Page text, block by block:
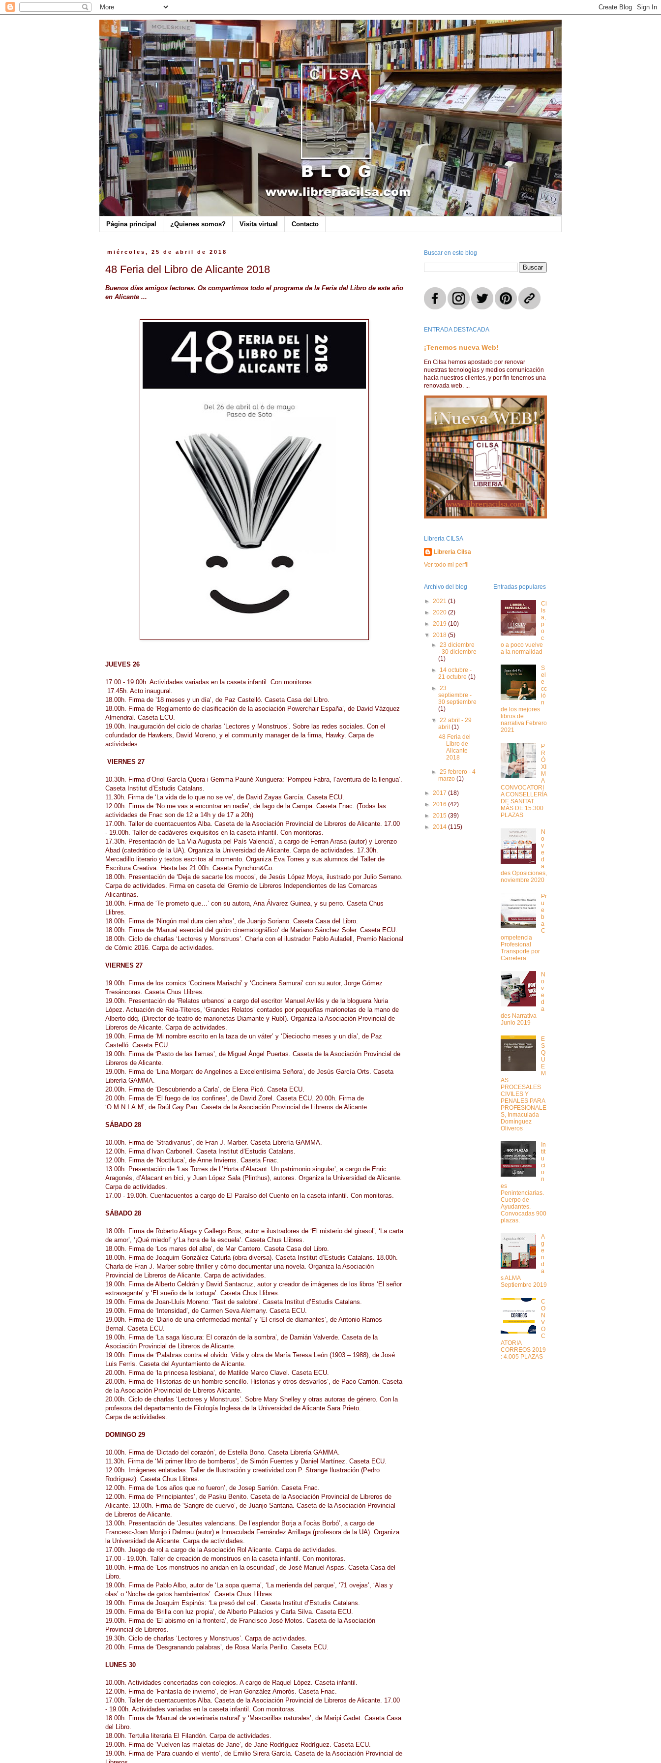
Página principal ¿Quienes somos? Visita virtual Contacto
miércoles, 25 de abril de 2018
48 Feria del Libro de Alicante 2018
Buenos días amigos lectores. Os compartimos todo el programa de la Feria del Libro de este año
en Alicante ...
JUEVES 26
17.00 - 19.00h. Actividades variadas en la caseta infantil. Con monitoras.
17.45h. Acto inaugural.
18.00h. Firma de ’18 meses y un día’, de Paz Castelló. Caseta Casa del Libro.
18.00h. Firma de ‘Reglamento de clasificación de la asociación Powerchair España’, de David Vázquez
Almendral. Caseta ECU.
19.00h. Inauguración del ciclo de charlas ‘Lectores y Monstruos’. Sobre las redes sociales. Con el
cofundador de Hawkers, David Moreno, y el community manager de la firma, Hawky. Carpa de
actividades.
VIERNES 27
10.30h. Firma d’Oriol García Quera i Gemma Pauné Xuriguera: ‘Pompeu Fabra, l’aventura de la llengua’.
Caseta Institut d’Estudis Catalans.
11.30h. Firma de ‘La vida de lo que no se ve’, de David Zayas García. Caseta ECU.
12.00h. Firma de ‘No me vas a encontrar en nadie’, de Iago de la Campa. Caseta Fnac. (Todas las
actividades de Fnac son de 12 a 14h y de 17 a 20h)
17.00h. Taller de cuentacuentos Alba. Caseta de la Asociación Provincial de Libreros de Alicante. 17.00
- 19.00h. Taller de cadáveres exquisitos en la caseta infantil. Con monitoras.
17.30h. Presentación de ‘La Via Augusta pel País Valencià’, a cargo de Ferran Arasa (autor) y Lorenzo
Abad (catedrático de la UA). Organiza la Universidad de Alicante. Carpa de actividades. 17.30h.
Mercadillo literario y textos escritos al momento. Organiza Eva Torres y sus alumnos del Taller de
Escritura Creativa. Hasta las 21.00h. Caseta Pynchon&Co.
18.00h. Presentación de ‘Deja de sacarte los mocos’, de Jesús López Moya, ilustrado por Julio Serrano.
Carpa de actividades. Firma en caseta del Gremio de Libreros Independientes de las Comarcas
Alicantinas.
18.00h. Firma de ‘Te prometo que…’ con su autora, Ana Álvarez Guinea, y su perro. Caseta Chus
Llibres.
18.00h. Firma de ‘Ningún mal dura cien años’, de Juanjo Soriano. Caseta Casa del Libro.
18.00h. Firma de ‘Manual esencial del guión cinematográfico’ de Mariano Sánchez Soler. Caseta ECU.
18.00h. Ciclo de charlas ‘Lectores y Monstruos’. Charla con el ilustrador Pablo Auladell, Premio Nacional
de Cómic 2016. Carpa de actividades.
VIERNES 27
19.00h. Firma de los comics ‘Cocinera Mariachi’ y ‘Cocinera Samurai’ con su autor, Jorge Gómez
Tresáncoras. Caseta Chus Llibres.
19.00h. Presentación de ‘Relatos urbanos’ a cargo del escritor Manuel Avilés y de la bloguera Nuria
López. Actuación de Rela-Títeres, ‘Grandes Relatos’ contados por pequeñas marionetas de la mano de
Alberto ddq. (Director de teatro de marionetas Diamante y Rubí). Organiza la Asociación Provincial de
Libreros de Alicante. Carpa de actividades.
19.00h. Firma de ‘Mi nombre escrito en la taza de un váter’ y ‘Dieciocho meses y un día’, de Paz
Castelló. Caseta ECU.
19.00h. Firma de ‘Pasto de las llamas’, de Miguel Ángel Puertas. Caseta de la Asociación Provincial de
Libreros de Alicante.
19.00h. Firma de ‘Lina Morgan: de Angelines a Excelentísima Señora’, de Jesús García Orts. Caseta
Librería GAMMA.
20.00h. Firma de ‘Descubriendo a Carla’, de Elena Picó. Caseta ECU.
20.00h. Firma de ‘El fuego de los confines’, de David Zorel. Caseta ECU. 20.00h. Firma de
‘O.M.N.I.A.M’, de Raúl Gay Pau. Caseta de la Asociación Provincial de Libreros de Alicante.
SÁBADO 28
10.00h. Firma de ‘Stradivarius’, de Fran J. Marber. Caseta Librería GAMMA.
12.00h. Firma d’Ivan Carbonell. Caseta Institut d’Estudis Catalans.
12.00h. Firma de ‘Noctiluca’, de Anne Invierns. Caseta Fnac.
13.00h. Presentación de ‘Las Torres de L’Horta d’Alacant. Un patrimonio singular’, a cargo de Enric
Aragonés, d’Alacant en bici, y Juan López Sala (Plinthus), autores. Organiza la Universidad de Alicante.
Carpa de actividades.
17.00 - 19.00h. Cuentacuentos a cargo de El Paraíso del Cuento en la caseta infantil. Con monitoras.
SÁBADO 28
18.00h. Firma de Roberto Aliaga y Gallego Bros, autor e ilustradores de ‘El misterio del girasol’, ‘La carta
de amor’, ‘¡Qué miedo!’ y‘La hora de la escuela’. Caseta Chus Llibres.
18.00h. Firma de ‘Los mares del alba’, de Mar Cantero. Caseta Casa del Libro.
18.00h. Firma de Joaquim González Caturla (obra diversa). Caseta Institut d’Estudis Catalans. 18.00h.
Charla de Fran J. Marber sobre thriller y cómo documentar una novela. Organiza la Asociación
Provincial de Libreros de Alicante. Carpa de actividades.
19.00h. Firma de Alberto Celdrán y David Santacruz, autor y creador de imágenes de los libros ‘El señor
extravagante’ y ‘El sueño de la tortuga’. Caseta Chus Llibres.
19.00h. Firma de Joan-Lluís Moreno: ‘Tast de salobre’. Caseta Institut d’Estudis Catalans.
19.00h. Firma de ‘Intensidad’, de Carmen Seva Alemany. Caseta ECU.
19.00h. Firma de ‘Diario de una enfermedad mental’ y ‘El crisol de diamantes’, de Antonio Ramos
Bernal. Caseta ECU.
19.00h. Firma de ‘La saga lúscura: El corazón de la sombra’, de Damián Valverde. Caseta de la
Asociación Provincial de Libreros de Alicante.
19.00h. Firma de ‘Palabras contra el olvido. Vida y obra de María Teresa León (1903 – 1988), de José
Luis Ferris. Caseta del Ayuntamiento de Alicante.
20.00h. Firma de ‘la princesa lesbiana’, de Matilde Marco Clavel. Caseta ECU.
20.00h. Firma de ‘Historias de un hombre sencillo. Historias y otros desvaríos’, de Paco Carrión. Caseta
de la Asociación Provincial de Libreros Alicante.
20.00h. Ciclo de charlas ‘Lectores y Monstruos’. Sobre Mary Shelley y otras autoras de género. Con la
profesora del departamento de Filología Inglesa de la Universidad de Alicante Sara Prieto.
Carpa de actividades.
DOMINGO 29
10.00h. Firma de ‘Dictado del corazón’, de Estella Bono. Caseta Librería GAMMA.
11.30h. Firma de ‘Mi primer libro de bomberos’, de Simón Fuentes y Daniel Martínez. Caseta ECU.
12.00h. Imágenes enlatadas. Taller de Ilustración y creatividad con P. Strange Ilustración (Pedro
Rodríguez). Caseta Chus Llibres.
12.00h. Firma de ‘Los años que no fueron’, de Josep Sarrión. Caseta Fnac.
12.00h. Firma de ‘Principiantes’, de Pasku Benito. Caseta de la Asociación Provincial de Libreros de
Alicante. 13.00h. Firma de ‘Sangre de cuervo’, de Juanjo Santana. Caseta de la Asociación Provincial
de Libreros de Alicante.
13.00h. Presentación de ‘Jesuïtes valencians. De l’esplendor Borja a l’ocàs Borbó’, a cargo de
Francesc-Joan Monjo i Dalmau (autor) e Inmaculada Fernández Arrillaga (profesora de la UA). Organiza
la Universidad de Alicante. Carpa de actividades.
17.00h. Juego de rol a cargo de la Asociación Rol Alicante. Carpa de actividades.
17.00 - 19.00h. Taller de creación de monstruos en la caseta infantil. Con monitoras.
18.00h. Firma de ‘Los monstruos no anidan en la oscuridad’, de José Manuel Aspas. Caseta Casa del
Libro.
19.00h. Firma de Pablo Albo, autor de ‘La sopa quema’, ‘La merienda del parque’, ‘71 ovejas’, ‘Alas y
olas’ o ‘Noche de gatos hambrientos’. Caseta Chus Llibres.
19.00h. Firma de Joaquim Espinós: ‘La presó del cel’. Caseta Institut d’Estudis Catalans.
19.00h. Firma de ‘Brilla con luz propia’, de Alberto Palacios y Carla Silva. Caseta ECU.
19.00h. Firma de ‘El abismo en la frontera’, de Francisco José Motos. Caseta de la Asociación
Provincial de Libreros.
19.30h. Ciclo de charlas ‘Lectores y Monstruos’. Carpa de actividades.
20.00h. Firma de ‘Desgranando palabras’, de Rosa María Perillo. Caseta ECU.
LUNES 30
10.00h. Actividades concertadas con colegios. A cargo de Raquel López. Caseta infantil.
12.00h. Firma de ‘Fantasía de invierno’, de Fran González Amorós. Caseta Fnac.
17.00h. Taller de cuentacuentos Alba. Caseta de la Asociación Provincial de Libreros de Alicante. 17.00
- 19.00h. Actividades variadas en la caseta infantil. Con monitoras.
18.00h. Firma de ‘Manual de veterinaria natural’ y ‘Mascarillas naturales’, de Maripi Gadet. Caseta Casa
del Libro.
18.00h. Tertulia literaria El Filandón. Carpa de actividades.
19.00h. Firma de ‘Vuelven las maletas de Jane’, de Jane Rodríguez Rodríguez. Caseta ECU.
19.00h. Firma de ‘Para cuando el viento’, de Emilio Sirera García. Caseta de la Asociación Provincial de
Buscar en este blog
ENTRADA DESTACADA
¡Tenemos nueva Web!
En Cilsa hemos apostado por renovar
nuestras tecnologías y medios comunicación
hacia nuestros clientes, y por fin tenemos una
renovada web. ...
Libreria CILSA
Libreria Cilsa
Ver todo mi perfil
Archivo del blog
► 2021 (1)
► 2020 (2)
► 2019 (10)
▼ 2018 (5)
►23 diciembre
- 30 diciembre
(1)
► 14 octubre -
21 octubre(1)
►23
septiembre -
30 septiembre
(1)
▼22 abril - 29
abril(1)
48 Feria del
Libro de
Alicante
2018
►25 febrero - 4
marzo(1)
► 2017 (18)
► 2016 (42)
► 2015 (39)
► 2014 (115)
Entradas populares
Ci
ls
a,
p
o
c
o a poco vuelve
a la normalidad
S
el
e
cc
ió
n
de los mejores
libros de
narrativa Febrero
2021
P
R
Ó
XI
M
A
CONVOCATORI
A CONSELLERÍA
DE SANITAT.
MÁS DE 15.300
PLAZAS
N
o
v
e
d
a
des Oposiciones,
noviembre 2020
Pr
u
e
b
a
C
ompetencia
Profesional
Transporte por
Carretera
N
o
v
e
d
a
des Narrativa
Junio 2019
E
S
Q
U
E
M
AS
PROCESALES
CIVILES Y
PENALES PARA
PROFESIONALE
S, Inmaculada
Domínguez
Oliveros
In
tit
u
ci
o
n
es
Penintenciarias.
Cuerpo de
Ayudantes.
Convocadas 900
plazas.
A
g
e
n
d
a
s ALMA
Septiembre 2019
C
O
N
V
O
C
ATORIA
CORREOS 2019
: 4.005 PLAZAS